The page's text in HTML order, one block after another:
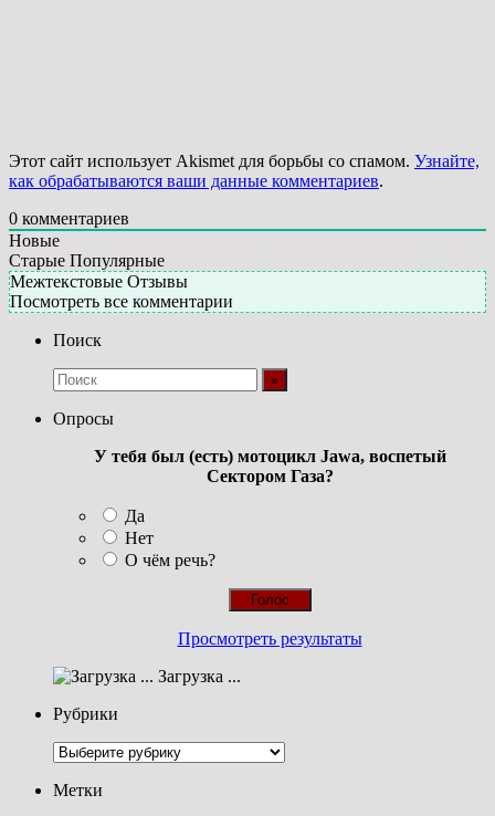
Этот сайт использует Akismet для борьбы со спамом. Узнайте,
как обрабатываются ваши данные комментариев.
0 комментариев
Новые
Старые Популярные
Межтекстовые Отзывы
Посмотреть все комментарии
Поиск
Опросы
У тебя был (есть) мотоцикл Jawa, воспетый
Сектором Газа?
Да
Нет
О чём речь?
Просмотреть результаты
Загрузка ...
Рубрики
Рубрики
Метки